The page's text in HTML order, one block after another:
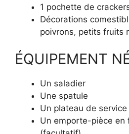
1 pochette de
Décorations
poivrons, petits fruits
ÉQUIPEMENT
Un saladier
Une spatule
Un plateau de service
Un emporte-pièce en